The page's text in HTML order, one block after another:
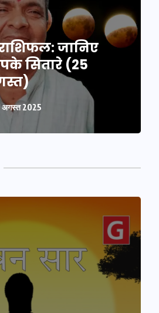
जानिए
सितारे (25
अगस्त 2025